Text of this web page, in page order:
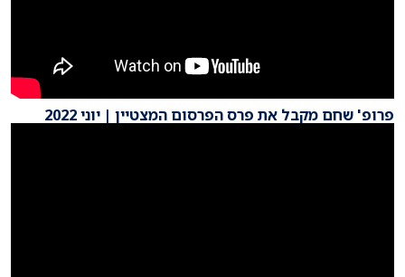
פרופ' שחם מקבל את פרס הפרסום המצטיין | יוני 2022